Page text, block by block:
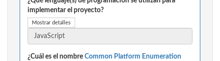
implementar el proyecto?
Mostrar detalles
¿Cuál es el nombre Common Platform Enumeration